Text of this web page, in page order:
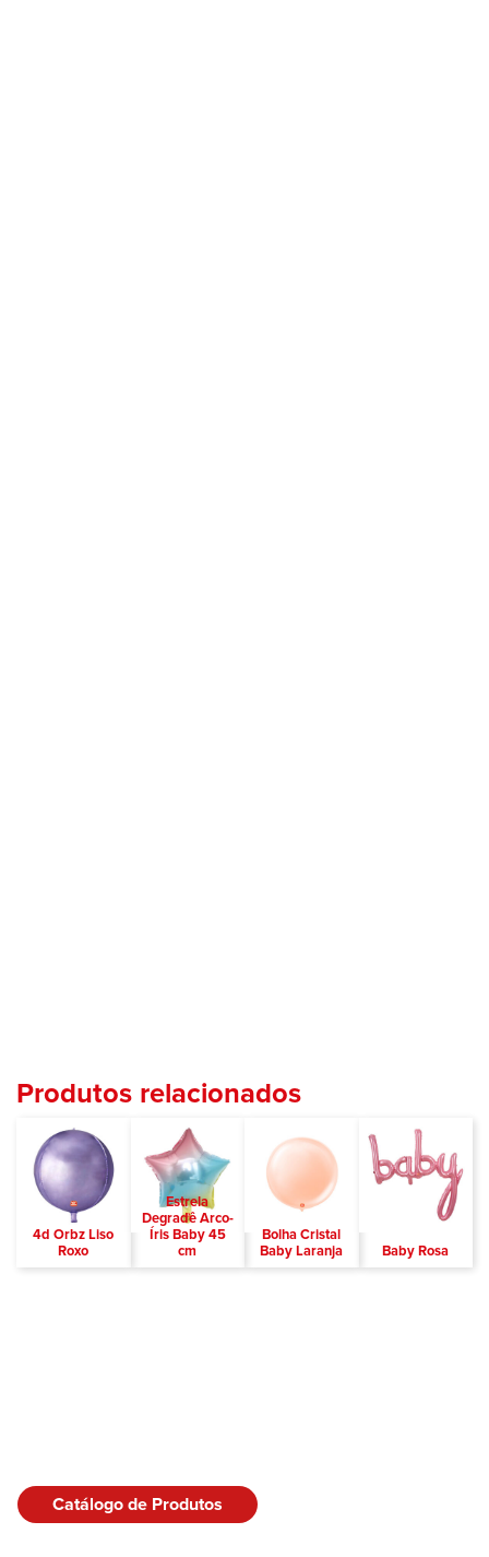
Produtos relacionados
4d Orbz Liso
Roxo
Estrela
Degradê Arco-
Íris Baby 45
cm
Bolha Cristal
Baby Laranja Baby Rosa
Catálogo de Produtos